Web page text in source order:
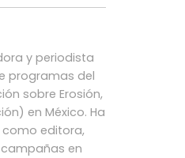
y periodista
programas del
sobre Erosión,
en México. Ha
editora,
en